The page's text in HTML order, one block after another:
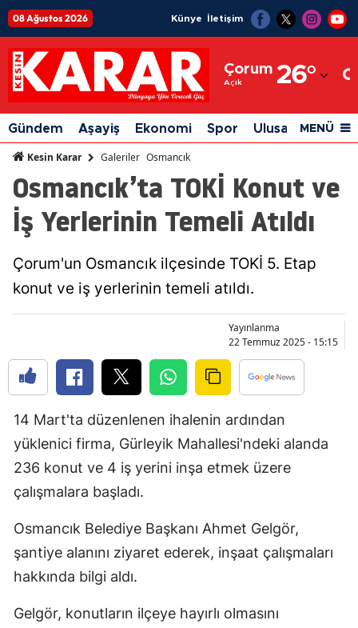
08 Ağustos 2026 Künye İletişim
Çorum
Açık 26°
Adıyaman
Afyonkarahisar
Ağrı
Amasya
Ankara
Aydın
Balıkesir
Bilecik
Bitlis
Bolu
Bursa
Gündem Aşayiş Ekonomi Spor Ulusal Siyaset
MENÜ
Kesin Karar Galeriler Osmancık
Osmancık’ta TOKİ Konut ve
İş Yerlerinin Temeli Atıldı
Çorum'un Osmancık ilçesinde TOKİ 5. Etap
konut ve iş yerlerinin temeli atıldı.
Yayınlanma
22 Temmuz 2025 - 15:15
14 Mart'ta düzenlenen ihalenin ardından
yüklenici firma, Gürleyik Mahallesi'ndeki alanda
236 konut ve 4 iş yerini inşa etmek üzere
çalışmalara başladı.
Osmancık Belediye Başkanı Ahmet Gelgör,
şantiye alanını ziyaret ederek, inşaat çalışmaları
hakkında bilgi aldı.
Gelgör, konutların ilçeye hayırlı olmasını